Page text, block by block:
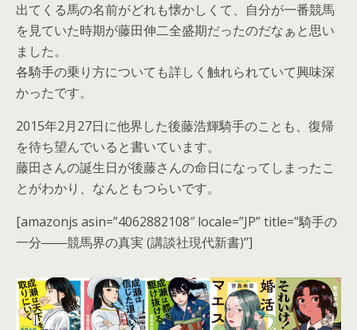
出てくる馬の名前がどれも懐かしくて、自分が一番競馬
を見ていた時期が藤田伸二全盛期だったのだなぁと思い
ました。
各騎手の乗り方についても詳しく触れられていて興味深
かったです。
2015年2月27日に他界した後藤浩輝騎手のことも、復帰
を待ち望んでいると書いています。
藤田さんの誕生日が後藤さんの命日になってしまったこ
とがわかり、なんともつらいです。
[amazonjs asin=”4062882108″ locale=”JP” title=”騎手の
一分――競馬界の真実 (講談社現代新書)”]